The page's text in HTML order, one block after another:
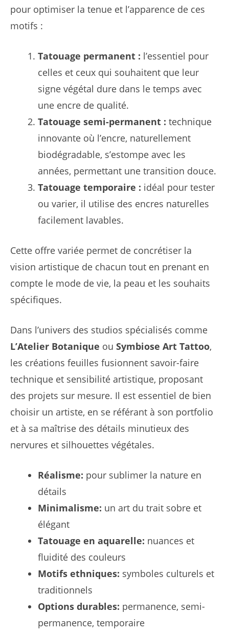
pour optimiser la tenue et l’apparence de ces
motifs :
Tatouage permanent : l’essentiel pour
celles et ceux qui souhaitent que leur
signe végétal dure dans le temps avec
une encre de qualité.
Tatouage semi-permanent : technique
innovante où l’encre, naturellement
biodégradable, s’estompe avec les
années, permettant une transition douce.
Tatouage temporaire : idéal pour tester
ou varier, il utilise des encres naturelles
facilement lavables.
Cette offre variée permet de concrétiser la
vision artistique de chacun tout en prenant en
compte le mode de vie, la peau et les souhaits
spécifiques.
Dans l’univers des studios spécialisés comme
L’Atelier Botanique ou Symbiose Art Tattoo,
les créations feuilles fusionnent savoir-faire
technique et sensibilité artistique, proposant
des projets sur mesure. Il est essentiel de bien
choisir un artiste, en se référant à son portfolio
et à sa maîtrise des détails minutieux des
nervures et silhouettes végétales.
Réalisme: pour sublimer la nature en
détails
Minimalisme: un art du trait sobre et
élégant
Tatouage en aquarelle: nuances et
fluidité des couleurs
Motifs ethniques: symboles culturels et
traditionnels
Options durables: permanence, semi-
permanence, temporaire